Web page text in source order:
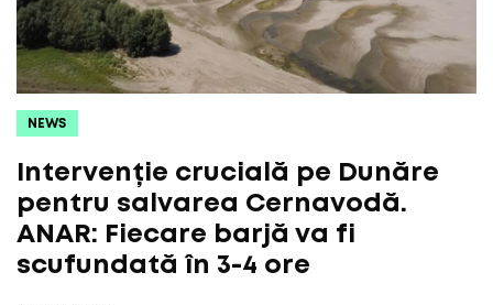
NEWS
Intervenție crucială pe Dunăre
pentru salvarea Cernavodă.
ANAR: Fiecare barjă va fi
scufundată în 3-4 ore